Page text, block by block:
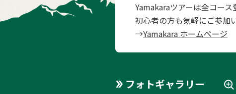
Yamakaraツアーは全コー
初心者の方も気軽にご参加
→Yamakara ホームページ
フォトギャラリー